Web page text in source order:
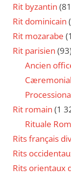
Rit byzantin
Rit dominicain
Rit mozarabe
Rit parisien
Ancien
Rit romain (1
Rituale
Rits français
Rits
Rits orientaux